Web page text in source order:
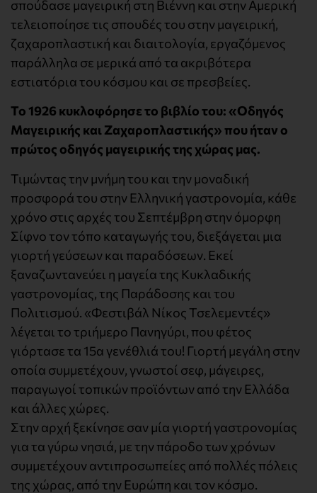
σπούδασε μαγειρική στη Βιέννη και στην Αμερική
τελειοποίησε τις σπουδές του στην μαγειρική,
ζαχαροπλαστική και διαιτολογία, εργαζόμενος
παράλληλα σε μερικά από τα ακριβότερα
εστιατόρια του κόσμου και σε πρεσβείες.
Το 1926 κυκλοφόρησε το βιβλίο του: «Οδηγός
Μαγειρικής και Ζαχαροπλαστικής» που ήταν ο
πρώτος οδηγός μαγειρικής της χώρας μας.
Τιμώντας την μνήμη του και την μοναδική
προσφορά του στην Ελληνική γαστρονομία, κάθε
χρόνο στις αρχές του Σεπτέμβρη στην όμορφη
Σίφνο τον τόπο καταγωγής του, διεξάγεται μια
γιορτή γεύσεων και παραδόσεων. Εκεί
ξαναζωντανεύει η μαγεία της Κυκλαδικής
γαστρονομίας, της Παράδοσης και του
Πολιτισμού. «Φεστιβάλ Νίκος Τσελεμεντές»
λέγεται το τριήμερο Πανηγύρι, που φέτος
γιόρτασε τα 15α γενέθλιά του! Γιορτή μεγάλη στην
οποία συμμετέχουν, γνωστοί σεφ, μάγειρες,
παραγωγοί τοπικών προϊόντων από την Ελλάδα
και άλλες χώρες.
Στην αρχή ξεκίνησε σαν μία γιορτή γαστρονομίας
για τα γύρω νησιά, με την πάροδο των χρόνων
συμμετέχουν αντιπροσωπείες από πολλές πόλεις
της χώρας, από την Ευρώπη και τον κόσμο.